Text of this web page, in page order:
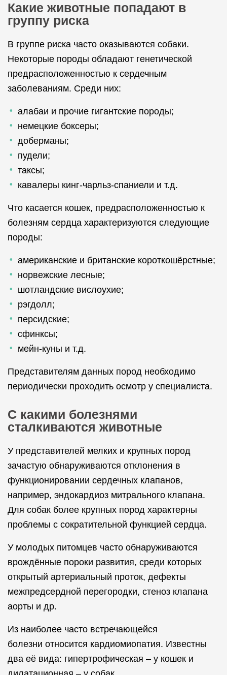
Какие животные попадают в
группу риска
В группе риска часто оказываются собаки.
Некоторые породы обладают генетической
предрасположенностью к сердечным
заболеваниям. Среди них:
алабаи и прочие гигантские породы;
немецкие боксеры;
доберманы;
пудели;
таксы;
кавалеры кинг-чарльз-спаниели и т.д.
Что касается кошек, предрасположенностью к
болезням сердца характеризуются следующие
породы:
американские и британские короткошёрстные;
норвежские лесные;
шотландские вислоухие;
рэгдолл;
персидские;
сфинксы;
мейн-куны и т.д.
Представителям данных пород необходимо
периодически проходить осмотр у специалиста.
С какими болезнями
сталкиваются животные
У представителей мелких и крупных пород
зачастую обнаруживаются отклонения в
функционировании сердечных клапанов,
например, эндокардиоз митрального клапана.
Для собак более крупных пород характерны
проблемы с сократительной функцией сердца.
У молодых питомцев часто обнаруживаются
врождённые пороки развития, среди которых
открытый артериальный проток, дефекты
межпредсердной перегородки, стеноз клапана
аорты и др.
Из наиболее часто встречающейся
болезни относится кардиомиопатия. Известны
два её вида: гипертрофическая – у кошек и